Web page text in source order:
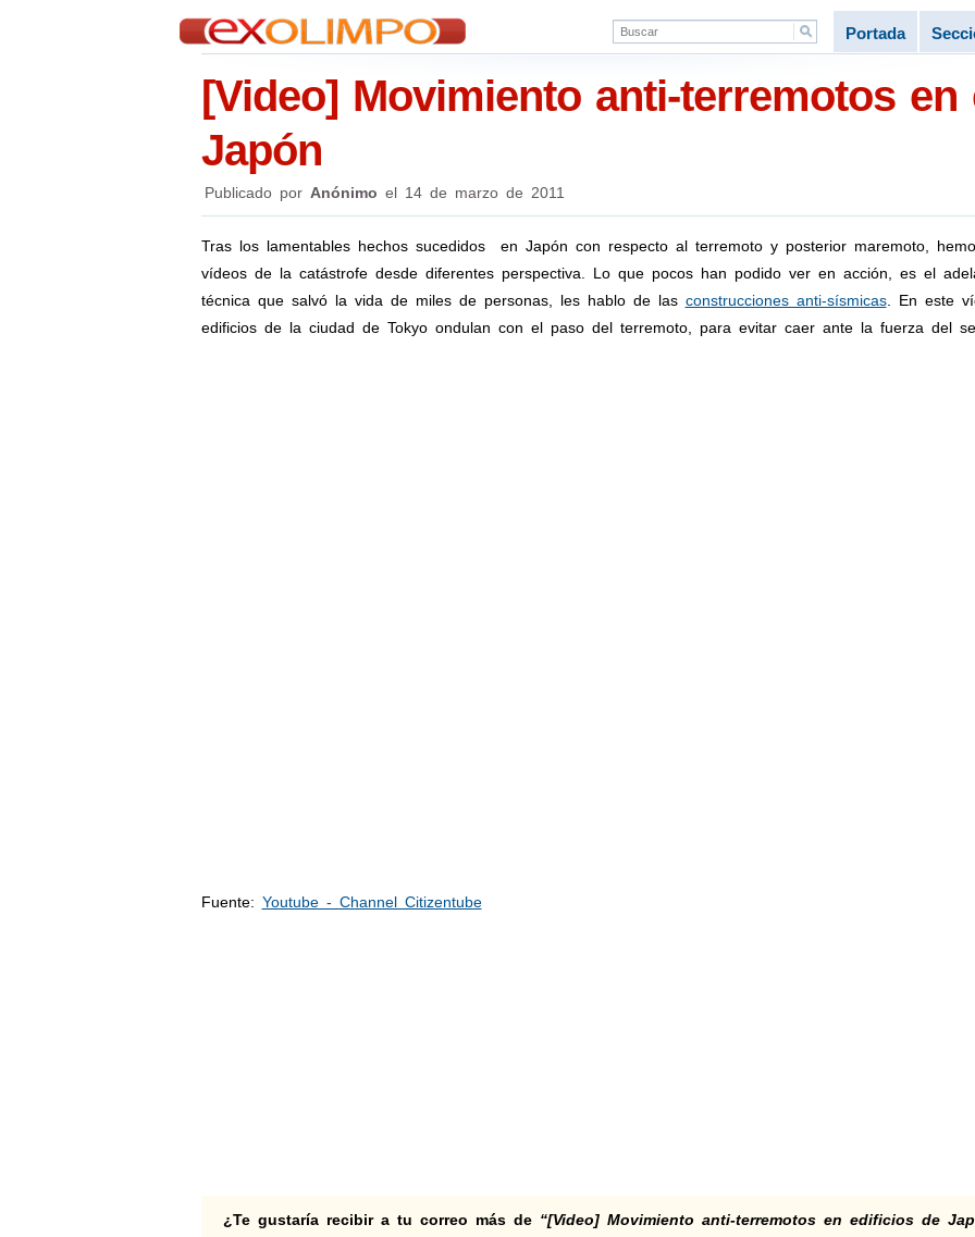
Portada
[Video] Movimiento anti-terremotos
Japón
Publicado por Anónimo el 14 de marzo de 2011
Tras los lamentables hechos sucedidos en Japón con respecto al terremoto y posterior maremoto,
vídeos de la catástrofe desde diferentes perspectiva. Lo que pocos han podido ver en acción, es el
técnica que salvó la vida de miles de personas, les hablo de las construcciones anti-sísmicas. En este
edificios de la ciudad de Tokyo ondulan con el paso del terremoto, para evitar caer ante la fuerza del
Fuente: Youtube - Channel Citizentube
¿Te gustaría recibir a tu correo más de “[Video] Movimiento anti-terremotos en edificios de